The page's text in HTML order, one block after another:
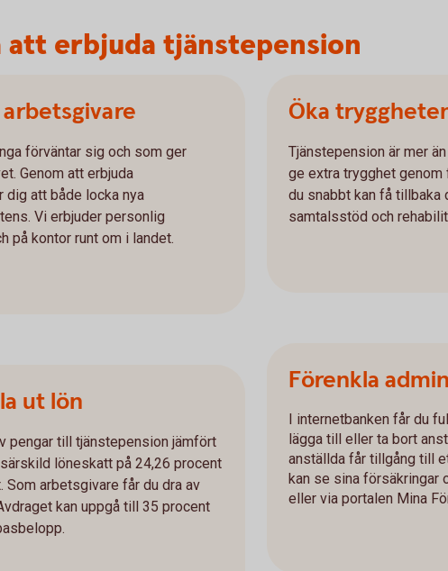
erbjuda tjänstepension
förväntar sig och som ger
Genom att erbjuda
att både locka nya
Vi erbjuder personlig
på kontor runt om i landet.
ut lön
pengar till tjänstepension jämfört
löneskatt på 24,26 procent
arbetsgivare får du dra av
kan uppgå till 35 procent
Öka
Tjänstepension är mer
ge extra trygghet
du snabbt kan få tillbaka
samtalsstöd och
Förenkla
I internetbanken får du
lägga till eller ta bort
anställda får tillgång till
kan se sina försäkringar
eller via portalen Mina